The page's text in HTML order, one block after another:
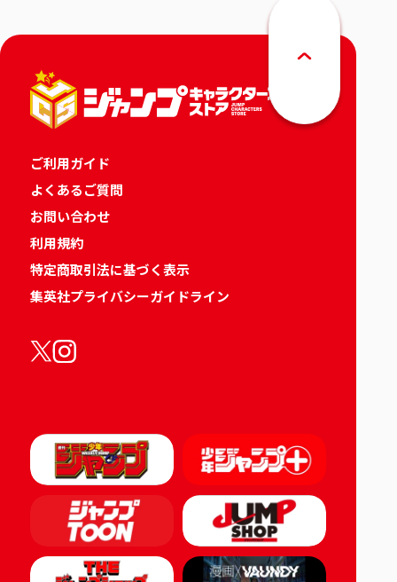
ご利用ガイド
よくあるご質問
お問い合わせ
利用規約
特定商取引法に基づく表示
集英社プライバシーガイドライン